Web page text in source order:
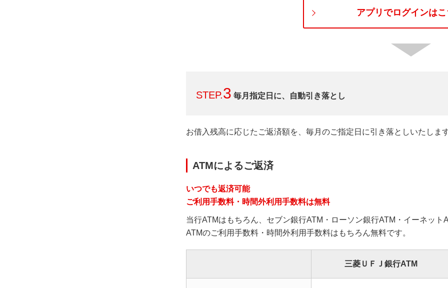
アプリでログインはこ
STEP.3 毎月指定日に、自動引き落とし
お借入残高に応じたご返済額を、毎月のご指定日に引き落としいたします
ATMによるご返済
いつでも返済可能
ご利用手数料・時間外利用手数料は無料
当行ATMはもちろん、セブン銀行ATM・ローソン銀行ATM・イーネット
ATMのご利用手数料・時間外利用手数料はもちろん無料です。
三菱ＵＦＪ銀行ATM